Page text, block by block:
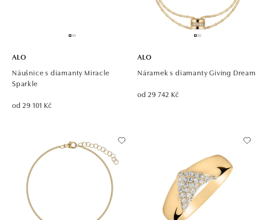
ALO
Náušnice s diamanty Miracle
Sparkle
od 29 101 Kč
ALO
Náramek s diamanty Giving Dream
od 29 742 Kč